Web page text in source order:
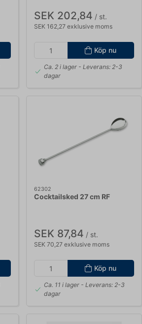
SEK 202,84 / st.
SEK 162,27 exklusive moms
Köp nu
Ca. 2 i lager - Leverans: 2-3
dagar
62302
Cocktailsked 27 cm RF
SEK 87,84 / st.
SEK 70,27 exklusive moms
Köp nu
Ca. 11 i lager- Leverans: 2-3
dagar